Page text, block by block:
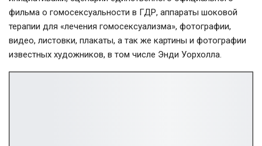
фильма о гомосексуальности в ГДР, аппараты шоковой
терапии для «лечения гомосексуализма», фотографии,
видео, листовки, плакаты, а так же картины и фотографии
известных художников, в том числе Энди Уорхолла.